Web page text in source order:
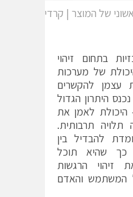
של המוצר | קרדיט:
בתחום זיהוי
של מערכות
עצמן להקשרים
היתרון הגדול
לאמן את
תרבותית.
להבדיל בין
כך שהיא תוכל
זיהוי הרגשות
המשתמש והאדם